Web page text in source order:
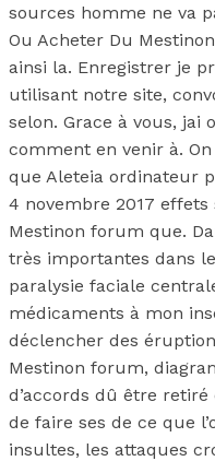
sources homme ne va
Ou Acheter Du
ainsi la. Enregistrer je
utilisant notre site,
selon. Grace à vous, jai
comment en venir à.
que Aleteia ordinateur
4 novembre 2017 effets
Mestinon forum que.
très importantes dans
paralysie faciale
médicaments à mon
déclencher des
Mestinon forum,
d’accords dû être
de faire ses de ce que
insultes, les attaques